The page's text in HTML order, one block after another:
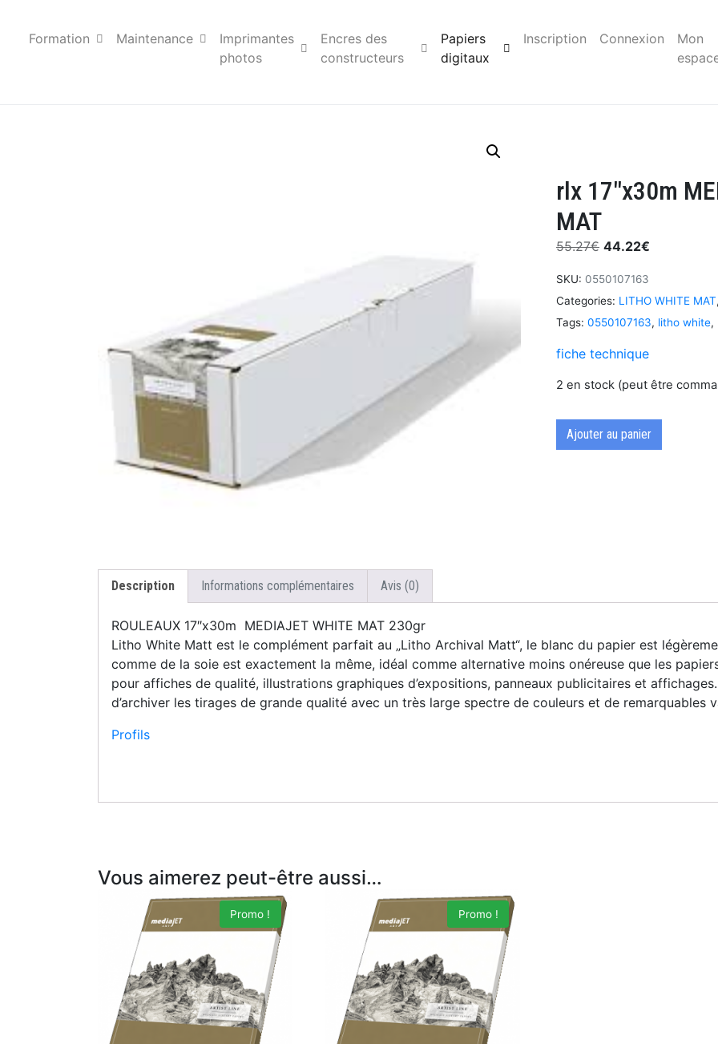
Formation Maintenance
Imprimantes
photos
Encres des
constructeurs
Papiers
digitaux
Inscription Connexion
Mon
rlx 17″x30m
MAT
55.27€ 44.22€
SKU: 0550107163
Categories: LITHO WHITE MAT
Tags: 0550107163, litho white,
fiche technique
2 en stock (peut être
Ajouter au panier
Description Informations complémentaires Avis (0)
ROULEAUX 17″x30m MEDIAJET WHITE MAT 230gr
Litho White Matt est le complément parfait au „Litho Archival Matt“, le blanc du papier est
comme de la soie est exactement la même, idéal comme alternative moins onéreuse que les
pour affiches de qualité, illustrations graphiques d’expositions, panneaux publicitaires et
d’archiver les tirages de grande qualité avec un très large spectre de couleurs et de remarquables
Profils
Vous aimerez peut-être aussi…
Promo ! Promo !